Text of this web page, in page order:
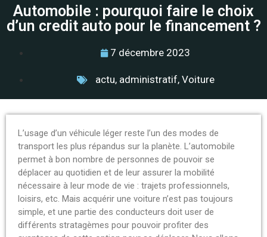
Automobile : pourquoi faire le choix
d’un credit auto pour le financement ?
7 décembre 2023
actu, administratif, Voiture
L’usage d’un véhicule léger reste l’un des modes de
transport les plus répandus sur la planète. L’automobile
permet à bon nombre de personnes de pouvoir se
déplacer au quotidien et de leur assurer la mobilité
nécessaire à leur mode de vie : trajets professionnels,
loisirs, etc. Mais acquérir une voiture n’est pas toujours
simple, et une partie des conducteurs doit user de
différents stratagèmes pour pouvoir profiter des